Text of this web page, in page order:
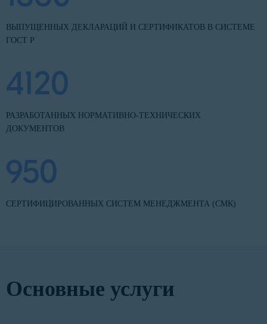
ВЫПУЩЕННЫХ ДЕКЛАРАЦИЙ И СЕРТИФИКАТОВ В СИСТЕМЕ
ГОСТ Р
4120
РАЗРАБОТАННЫХ НОРМАТИВНО-ТЕХНИЧЕСКИХ
ДОКУМЕНТОВ
950
СЕРТИФИЦИРОВАННЫХ СИСТЕМ МЕНЕДЖМЕНТА (СМК)
Основные услуги